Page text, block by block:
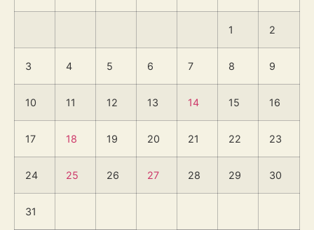
1 2
3 4 5 6 7 8 9
10 11 12 13 14 15 16
17 18 19 20 21 22 23
24 25 26 27 28 29 30
31